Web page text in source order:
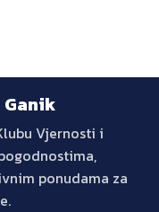
Vjernosti i
ponudama za